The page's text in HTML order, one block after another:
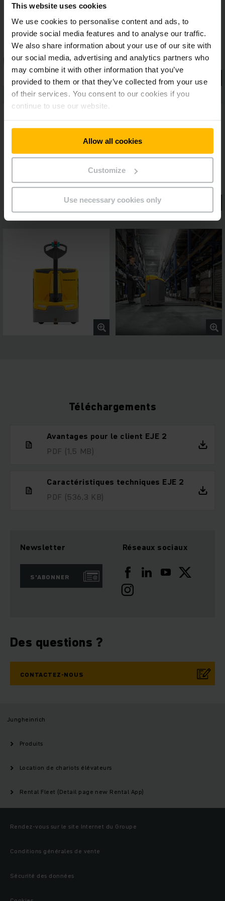
This website uses cookies
We use cookies to personalise content and ads, to
provide social media features and to analyse our traffic.
We also share information about your use of our site with
our social media, advertising and analytics partners who
may combine it with other information that you’ve
provided to them or that they’ve collected from your use
of their services. You consent to our cookies if you
continue to use our website.
Allow all cookies
Customize
Use necessary cookies only
frottement, les transpalettes EJE 2 requièrent extrêmement
peu de maintenance. Avec les batteries particulièrement
grandes, ils sont en outre toujours disponibles, même en cas
de longues applications intensives. Pour une manutention
fiable et efficace des marchandises au quotidien.
Téléchargements
Avantages pour le client EJE 2
PDF (1,5 MB)
Caractéristiques techniques EJE 2
PDF (536,3 KB)
Newsletter
S'ABONNER
Réseaux sociaux
Des questions ?
CONTACTEZ-NOUS
Jungheinrich
Produits
Location de chariots élévateurs
Rental Fleet (Detail page new Rental App)
Rendez-vous sur le site Internet du Groupe
Conditions générales de vente
Sécurité des données